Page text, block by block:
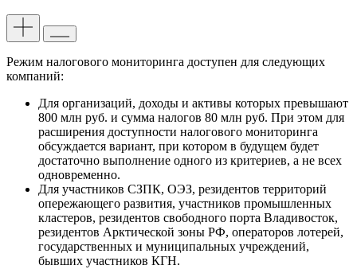
Режим налогового мониторинга доступен для следующих
компаний:
Для организаций, доходы и активы которых превышают
800 млн руб. и сумма налогов 80 млн руб. При этом для
расширения доступности налогового мониторинга
обсуждается вариант, при котором в будущем будет
достаточно выполнение одного из критериев, а не всех
одновременно.
Для участников СЗПК, ОЭЗ, резидентов территорий
опережающего развития, участников промышленных
кластеров, резидентов свободного порта Владивосток,
резидентов Арктической зоны РФ, операторов лотерей,
государственных и муниципальных учреждений,
бывших участников КГН.